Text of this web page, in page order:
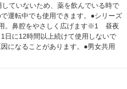
ていないため、薬を飲んでいる時で
運転中でも使用できます。●シリーズ
。鼻腔をやさしく広げます※1　昼夜
日に12時間以上続けて使用しないで
になることがあります。●男女共用